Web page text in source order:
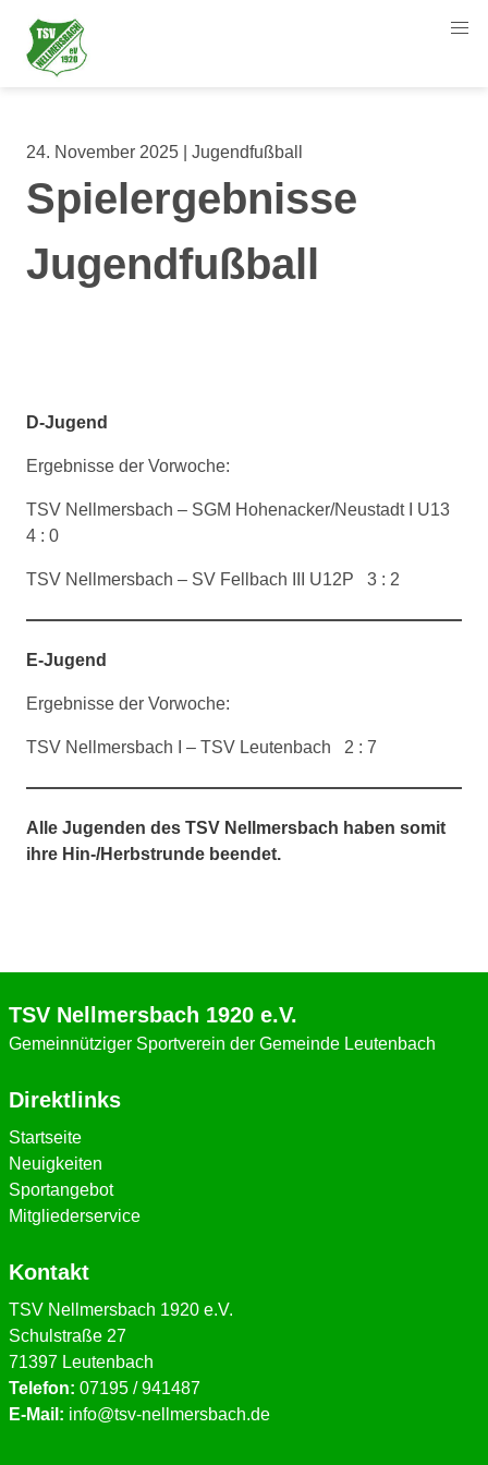
24. November 2025 | Jugendfußball
Spielergebnisse
Jugendfußball
D-Jugend
Ergebnisse der Vorwoche:
TSV Nellmersbach – SGM Hohenacker/Neustadt I U13
4 : 0
TSV Nellmersbach – SV Fellbach III U12P 3 : 2
E-Jugend
Ergebnisse der Vorwoche:
TSV Nellmersbach I – TSV Leutenbach 2 : 7
Alle Jugenden des TSV Nellmersbach haben somit
ihre Hin-/Herbstrunde beendet.
TSV Nellmersbach 1920 e.V.
Gemeinnütziger Sportverein der Gemeinde Leutenbach
Direktlinks
Startseite
Neuigkeiten
Sportangebot
Mitgliederservice
Kontakt
TSV Nellmersbach 1920 e.V.
Schulstraße 27
71397 Leutenbach
Telefon: 07195 / 941487
E-Mail: info@tsv-nellmersbach.de